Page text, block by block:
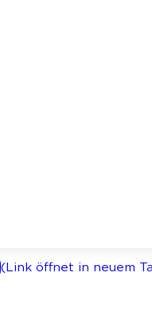
(Link öffnet in neuem